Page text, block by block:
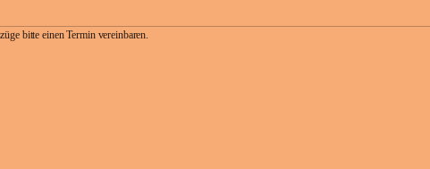
bitte einen Termin vereinbaren.